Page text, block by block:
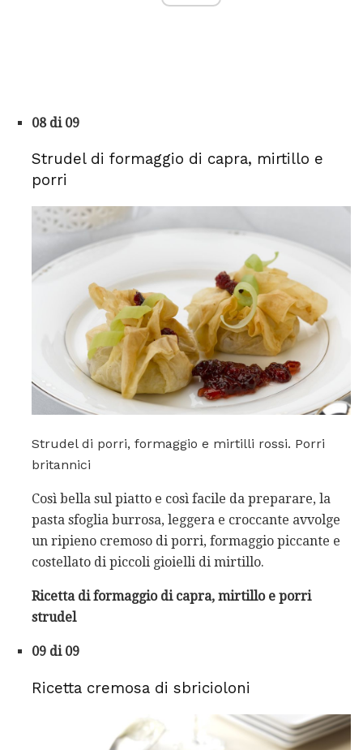
08 di 09
Strudel di formaggio di capra, mirtillo e
porri
Strudel di porri, formaggio e mirtilli rossi. Porri
britannici
Così bella sul piatto e così facile da preparare, la
pasta sfoglia burrosa, leggera e croccante avvolge
un ripieno cremoso di porri, formaggio piccante e
costellato di piccoli gioielli di mirtillo.
Ricetta di formaggio di capra, mirtillo e porri
strudel
09 di 09
Ricetta cremosa di sbricioloni